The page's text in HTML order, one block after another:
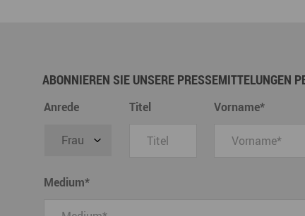
ABONNIEREN SIE UNSERE PRESSEMITTELUNGEN
Anrede Titel Vorname*
Medium*